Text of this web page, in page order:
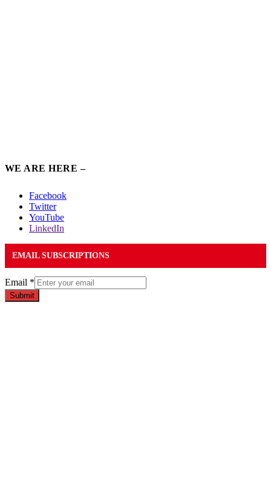
WE ARE HERE –
Facebook
Twitter
YouTube
LinkedIn
EMAIL SUBSCRIPTIONS
Email *
Submit